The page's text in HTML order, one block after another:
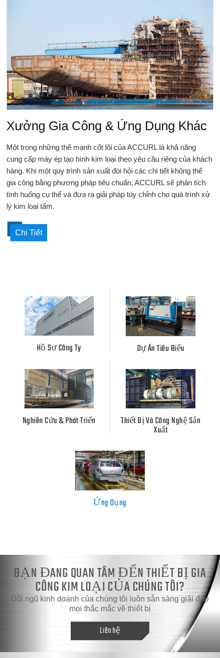
Xưởng Gia Công & Ứng Dụng Khác
Một trong những thế mạnh cốt lõi của ACCURL là khả năng
cung cấp máy ép tạo hình kim loại theo yêu cầu riêng của khách
hàng. Khi một quy trình sản xuất đòi hỏi các chi tiết không thể
gia công bằng phương pháp tiêu chuẩn, ACCURL sẽ phân tích
tình huống cụ thể và đưa ra giải pháp tùy chỉnh cho quá trình xử
lý kim loại tấm.
Chi Tiết
Hồ Sơ Công Ty Dự Án Tiêu Biểu
Nghiên Cứu & Phát Triển Thiết Bị Và Công Nghệ Sản
Xuất
Ứng Dụng
BẠN ĐANG QUAN TÂM ĐẾN THIẾT BỊ GIA
CÔNG KIM LOẠI CỦA CHÚNG TÔI?
Đội ngũ kinh doanh của chúng tôi luôn sẵn sàng giải đáp
mọi thắc mắc về thiết bị
Liên hệ